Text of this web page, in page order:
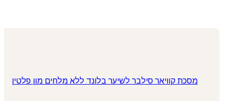
מסכת קוויאר סילבר לשיער בלונד ללא מלחים מון פלטין